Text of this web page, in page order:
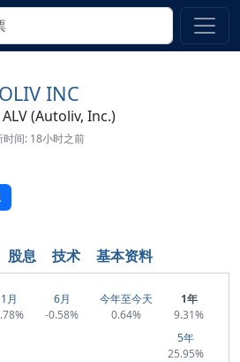
INC
ALV (Autoliv, Inc.)
时间: 18小时之前
股息 技术 基本资料
1月
6月
-0.58%
今年至今天
0.64%
1年
9.31%
5年
25.95%